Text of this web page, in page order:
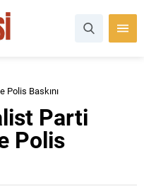
Polis Baskını
Parti
Polis